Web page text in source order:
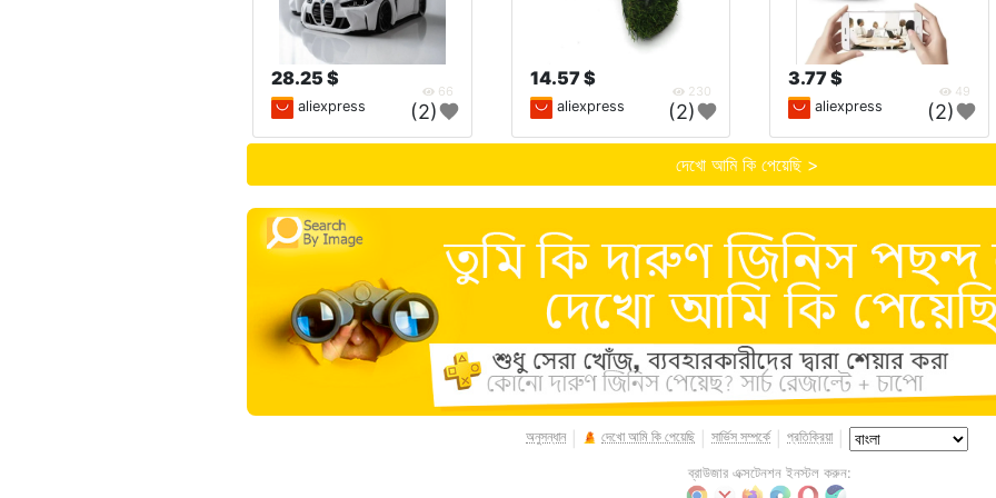
28.25 $
66
aliexpress (2)
14.57 $
230
aliexpress (2)
3.77 $
49
aliexpress (2)
দেখো আমি কি পেয়েছি >
অনুসন্ধান দেখো আমি কি পেয়েছি সার্ভিস সম্পর্কে প্রতিক্রিয়া
ব্রাউজার এক্সটেনশন ইনস্টল করুন: